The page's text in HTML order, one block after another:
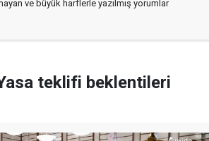
ve büyük harflerle yazılmış yorumlar
teklifi beklentileri